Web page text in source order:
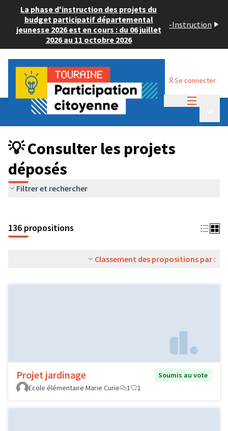
La phase d'instruction des projets du
budget participatif départemental
jeunesse 2026 est en cours : du 06 juillet
2026 au 11 octobre 2026
-Instruction
Se connecter
Budget Participatif JEUNESSE 2024
💡 Consulter les projets déposés
💡 Consulter les projets
déposés
Filtrer et rechercher
136 propositions
Classement des propositions par :
Projet jardinage
Soumis au vote
Ecole élémentaire Marie Curie
1 1